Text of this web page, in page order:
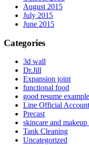
August 2015
July 2015
June 2015
Categories
3d wall
Dr.Jill
Expansion joint
functional food
good resume
Line Official Account
Precast
skincare and
Tank Cleaning
Uncategorized